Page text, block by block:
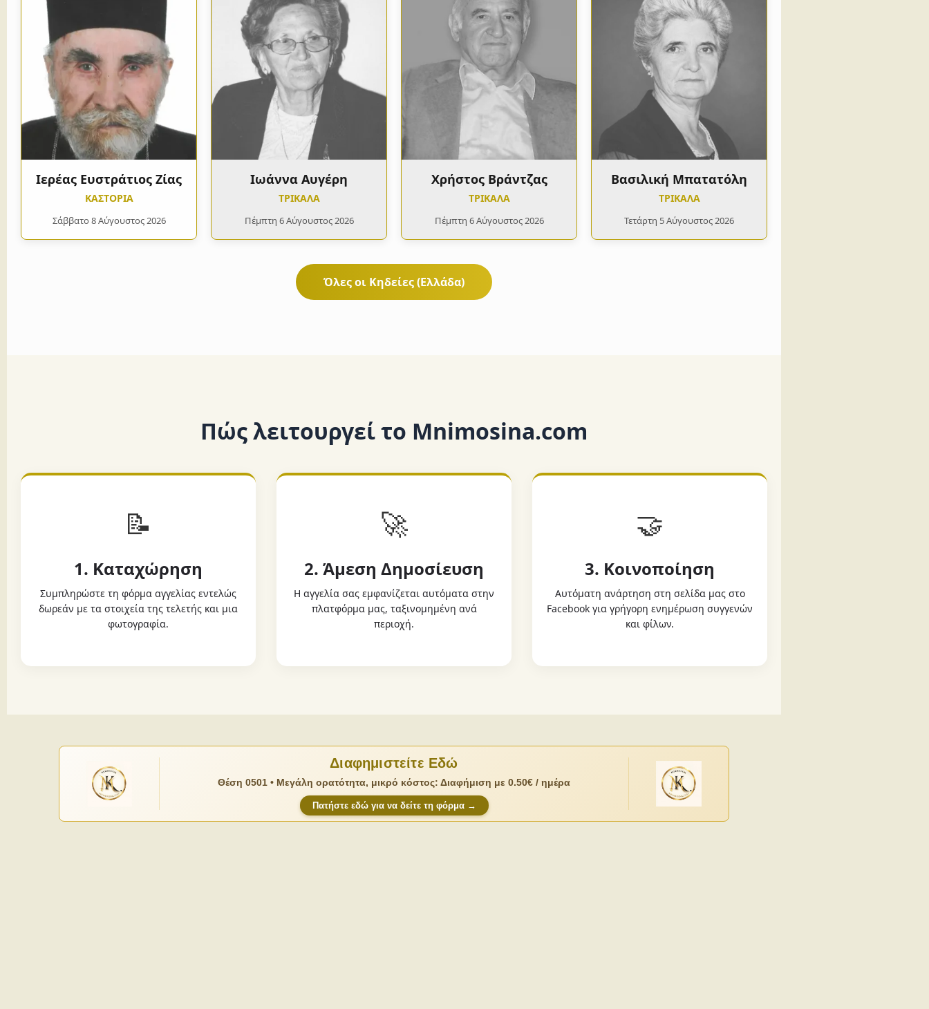
Ιερέας Ευστράτιος Ζίας
ΚΑΣΤΟΡΙΑ
Σάββατο 8 Αύγουστος 2026
Ιωάννα Αυγέρη
ΤΡΙΚΑΛΑ
Πέμπτη 6 Αύγουστος 2026
Χρήστος Βράντζας
ΤΡΙΚΑΛΑ
Πέμπτη 6 Αύγουστος 2026
Βασιλική Μπατατόλη
ΤΡΙΚΑΛΑ
Τετάρτη 5 Αύγουστος 2026
Όλες οι Κηδείες (Ελλάδα)
Πώς λειτουργεί το Mnimosina.com
📝
1. Καταχώρηση
Συμπληρώστε τη φόρμα αγγελίας εντελώς
δωρεάν με τα στοιχεία της τελετής και μια
φωτογραφία.
🚀
2. Άμεση Δημοσίευση
Η αγγελία σας εμφανίζεται αυτόματα στην
πλατφόρμα μας, ταξινομημένη ανά
περιοχή.
🤝
3. Κοινοποίηση
Αυτόματη ανάρτηση στη σελίδα μας στο
Facebook για γρήγορη ενημέρωση συγγενών
και φίλων.
Διαφημιστείτε Εδώ
Θέση 0501 • Μεγάλη ορατότητα, μικρό κόστος: Διαφήμιση με 0.50€ / ημέρα
Πατήστε εδώ για να δείτε τη φόρμα →